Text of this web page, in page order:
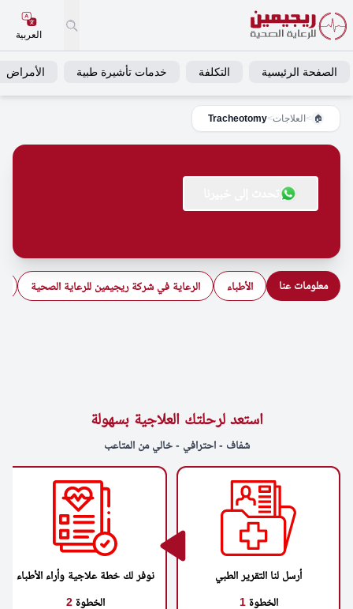
العربية
الصفحة الرئيسية التكلفة خدمات تأشيرة طبية الأمراض
🏠
> العلاجات>
Tracheotomy
معلومات عنا الأطباء الرعاية في شركة ريجيمين للرعاية الصحية
استعد لرحلتك العلاجية بسهولة
شفاف - احترافي - خالي من المتاعب
أرسل لنا التقرير الطبي
الخطوة1
نوفر لك خطة علاجية وأراء الأطباء
الخطوة2